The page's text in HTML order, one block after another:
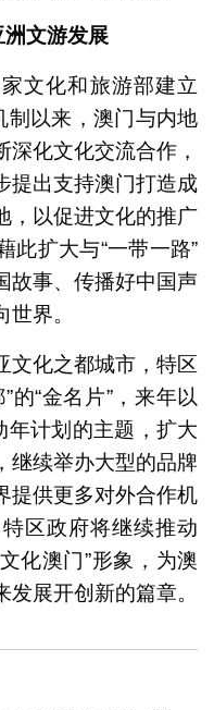
文游发展
文化和旅游部建立
制以来，澳门与内地
化文化交流合作，
提出支持澳门打造成
，以促进文化的推广
此扩大与“一带一路”
故事、传播好中国声
界。
文化之都城市，特区
的“金名片”，来年以
计划的主题，扩大
继续举办大型的品牌
提供更多对外合作机
区政府将继续推动
化澳门”形象，为澳
展开创新的篇章。